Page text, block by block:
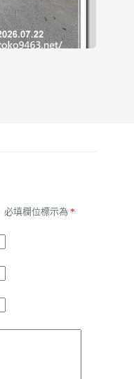
必填欄位標示為 *